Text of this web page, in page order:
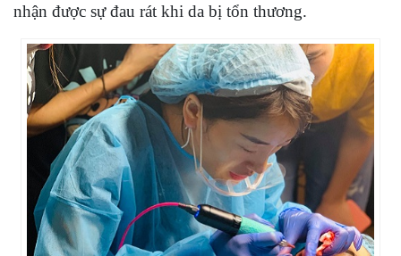
nhận được sự đau rát khi da bị tổn thương.